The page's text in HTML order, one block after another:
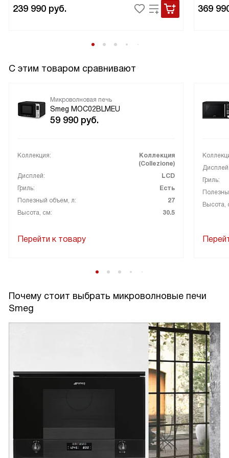
239 990 руб. 369
С этим товаром сравнивают
Микроволновая печь
Smeg MOC02BLMEU
59 990 руб.
Коллекция:
Коллекция
(Collezione)
Дисплей:
LCD
Гриль:
Есть
Полезный объем, л:
27
Высота, см:
30.5
Перейти к товару
Гриль:
Высота,
Почему стоит выбрать микроволновые печи
Smeg